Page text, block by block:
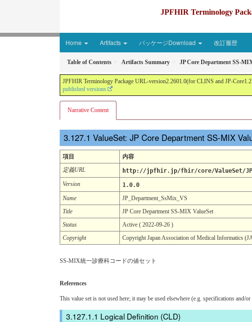
JPFHIR Terminology
Home Artifacts パッケージDownload 改訂履歴
Table of Contents Artifacts Summary JP Core Department SS-
JPFHIR Terminology Package URL-version2.2601.0(for CLINS and JP-
published versions
Narrative Content
ValueSet: JP Core Department SS-MIX
項目
内容
定義URL
http://jpfhir.jp/fhir/core/ValueSet/
Version
1.0.0
Name
JP_Department_SsMix_VS
Title
JP Core Department SS-MIX ValueSet
Status
Active ( 2022-09-26 )
Copyright
Copyright Japan Association of Medical
SS-MIX統一診療科コードの値セット
References
This value set is not used here; it may be used elsewhere (e.g. specifications and/
Logical Definition (CLD)